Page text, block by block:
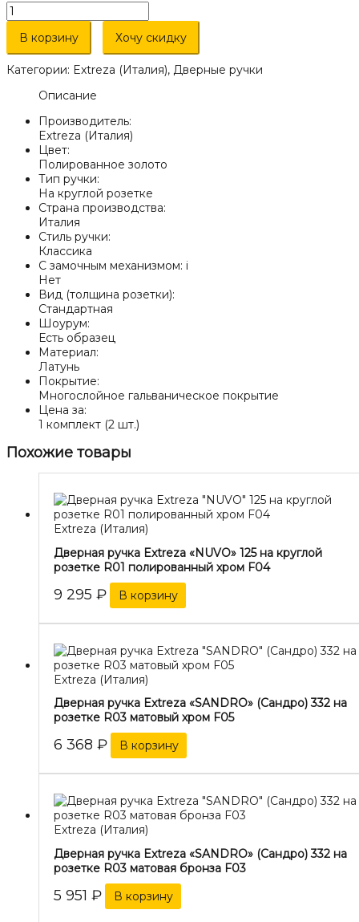
Количество
товара
Дверная
ручка
Extreza
"PETRA"
(Петра)
розетке
R01
полированная
латунь
В корзину Хочу скидку
Категории: Extreza (Италия), Дверные ручки
Описание
Производитель:
Extreza (Италия)
Цвет:
Полированное золото
Тип ручки:
На круглой розетке
Страна производства:
Италия
Стиль ручки:
Классика
С замочным механизмом: i
Нет
Вид (толщина розетки):
Стандартная
Шоурум:
Есть образец
Материал:
Латунь
Покрытие:
Многослойное гальваническое покрытие
Цена за:
1 комплект (2 шт.)
Похожие товары
Extreza (Италия)
Дверная ручка Extreza «NUVO» 125 на круглой
розетке R01 полированный хром F04
9 295 ₽ В корзину
Extreza (Италия)
Дверная ручка Extreza «SANDRO» (Сандро) 332 на
розетке R03 матовый хром F05
6 368 ₽ В корзину
Extreza (Италия)
Дверная ручка Extreza «SANDRO» (Сандро) 332 на
розетке R03 матовая бронза F03
5 951 ₽ В корзину